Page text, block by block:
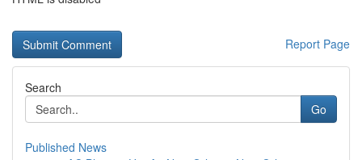
Report Page
Search
Go
Published News